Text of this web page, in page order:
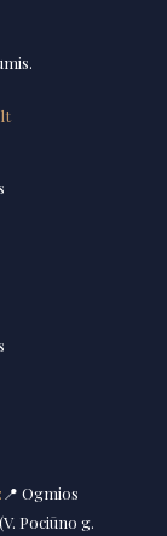
📍 Ogmios
Pociūno g.